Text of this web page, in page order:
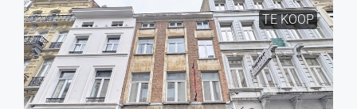
TE KOOP